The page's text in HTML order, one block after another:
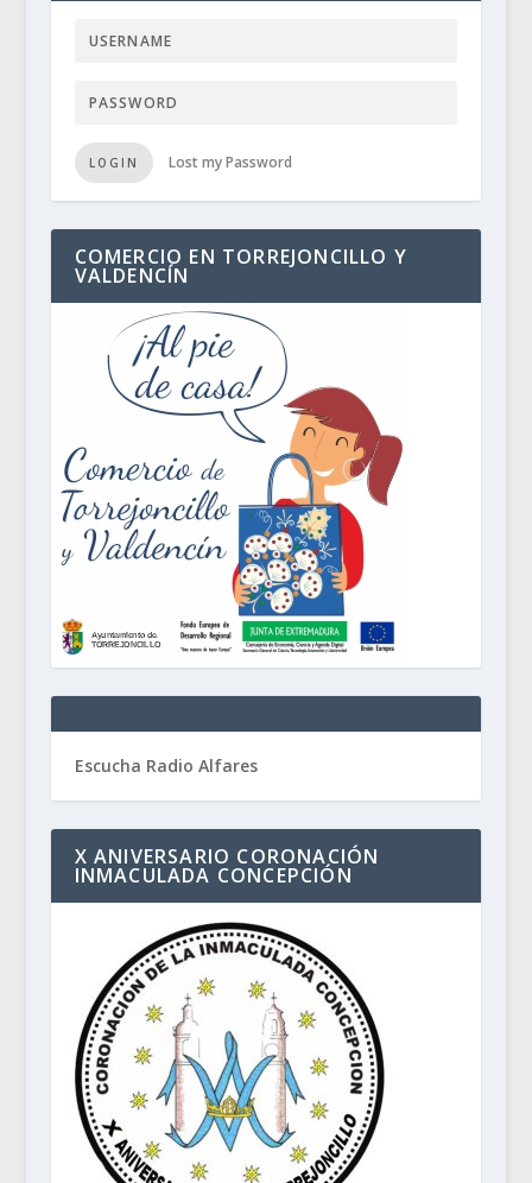
LOGIN Lost my Password
COMERCIO EN TORREJONCILLO Y
VALDENCÍN
Escucha Radio Alfares
X ANIVERSARIO CORONACIÓN
INMACULADA CONCEPCIÓN